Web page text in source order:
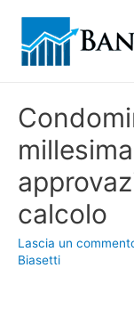
calcolo
Lascia un
Biasetti